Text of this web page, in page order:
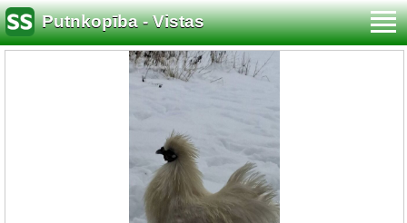
Putnkopība - Vistas